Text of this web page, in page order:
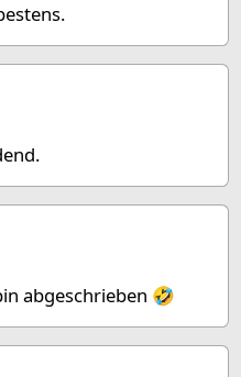
'25
abgeschrieben 🤣